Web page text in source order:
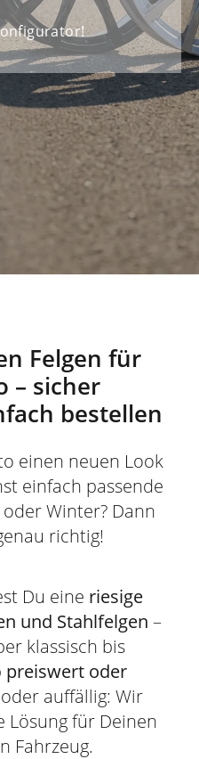
Felgen für
– sicher
bestellen
einen neuen Look
einfach passende
Winter? Dann
richtig!
Du eine riesige
und Stahlfelgen –
klassisch bis
preiswert oder
auffällig: Wir
Lösung für Deinen
Fahrzeug.